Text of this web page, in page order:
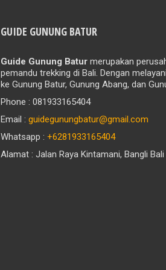
GUIDE GUNUNG BATUR
Guide Gunung Baturmerupakan
pemandu trekking di Bali. Dengan
ke Gunung Batur, Gunung Abang, dan
Phone : 081933165404
Email : guidegunungbatur@gmail.com
Whatsapp : +6281933165404
Alamat : Jalan Raya Kintamani, Bangli Bali